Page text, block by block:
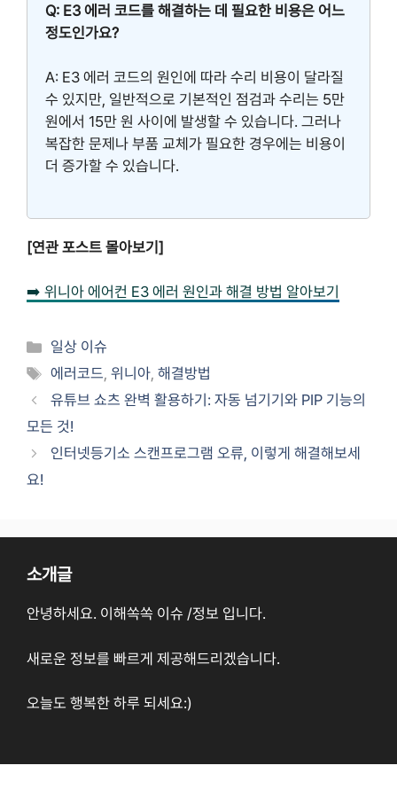
Q: E3 에러 코드를 해결하는 데 필요한 비용은 어느
정도인가요?
A: E3 에러 코드의 원인에 따라 수리 비용이 달라질
수 있지만, 일반적으로 기본적인 점검과 수리는 5만
원에서 15만 원 사이에 발생할 수 있습니다. 그러나
복잡한 문제나 부품 교체가 필요한 경우에는 비용이
더 증가할 수 있습니다.
[연관 포스트 몰아보기]
➡️ 위니아 에어컨 E3 에러 원인과 해결 방법 알아보기
카
테
리
일상 이슈
태
그
에러코드,위니아,해결방법
유튜브 쇼츠 완벽 활용하기: 자동 넘기기와 PIP 기능의
모든 것!
인터넷등기소 스캔프로그램 오류, 이렇게 해결해보세
요!
소개글
안녕하세요. 이해쏙쏙 이슈 /정보 입니다.
새로운 정보를 빠르게 제공해드리겠습니다.
오늘도 행복한 하루 되세요:)